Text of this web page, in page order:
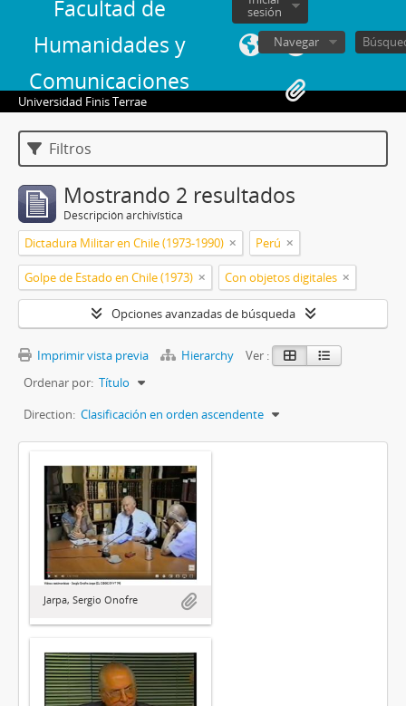
Facultad de
Humanidades y
Comunicaciones
sesión
Navegar
Universidad Finis Terrae
Filtros
Mostrando 2 resultados
Descripción archivística
Dictadura Militar en Chile (1973-1990) Perú
Golpe de Estado en Chile (1973) Con objetos digitales
Opciones avanzadas de búsqueda
Imprimir vista previa Hierarchy
Ver :
Ordenar por: Título
Direction: Clasificación en orden ascendente
Jarpa, Sergio Onofre